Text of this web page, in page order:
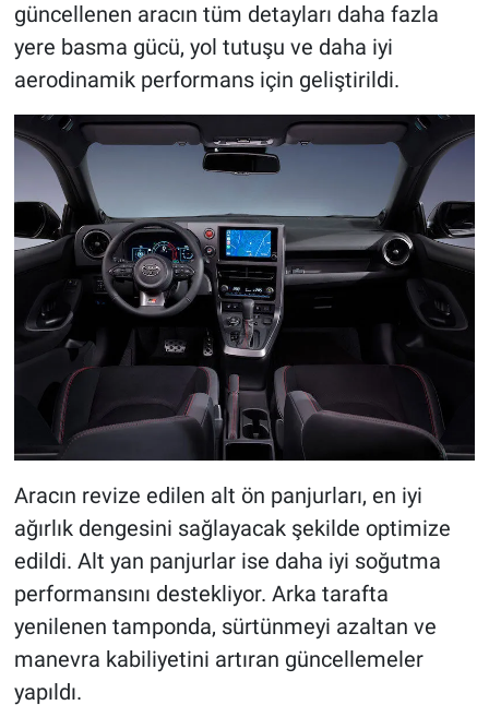
güncellenen aracın tüm detayları daha fazla
yere basma gücü, yol tutuşu ve daha iyi
aerodinamik performans için geliştirildi.
Aracın revize edilen alt ön panjurları, en iyi
ağırlık dengesini sağlayacak şekilde optimize
edildi. Alt yan panjurlar ise daha iyi soğutma
performansını destekliyor. Arka tarafta
yenilenen tamponda, sürtünmeyi azaltan ve
manevra kabiliyetini artıran güncellemeler
yapıldı.